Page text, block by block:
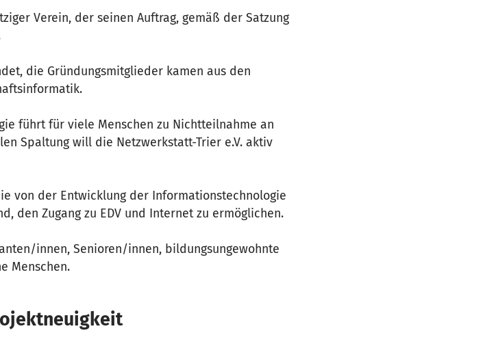
Verein, der seinen Auftrag, gemäß der Satzung
die Gründungsmitglieder kamen aus den
führt für viele Menschen zu Nichtteilnahme an
Spaltung will die Netzwerkstatt-Trier e.V. aktiv
von der Entwicklung der Informationstechnologie
den Zugang zu EDV und Internet zu ermöglichen.
innen, Senioren/innen, bildungsungewohnte
Menschen.